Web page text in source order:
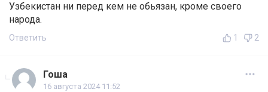
Узбекистан ни перед кем не обьязан, кроме своего
народа.
Ответить 1 2
Гоша
16 августа 2024 11:52